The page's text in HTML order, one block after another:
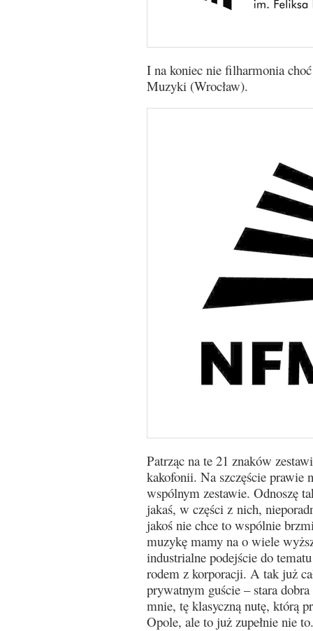
I na koniec nie filharmonia
Muzyki (Wrocław).
Patrząc na te 21 znaków
kakofonii. Na szczęście
wspólnym zestawie. Odnoszę
jakaś, w części z nich,
jakoś nie chce to wspólnie
muzykę mamy na o wiele
industrialne podejście do
rodem z korporacji. A tak już
prywatnym guście – stara
mnie, tę klasyczną nutę, którą
Opole, ale to już zupełnie nie to.